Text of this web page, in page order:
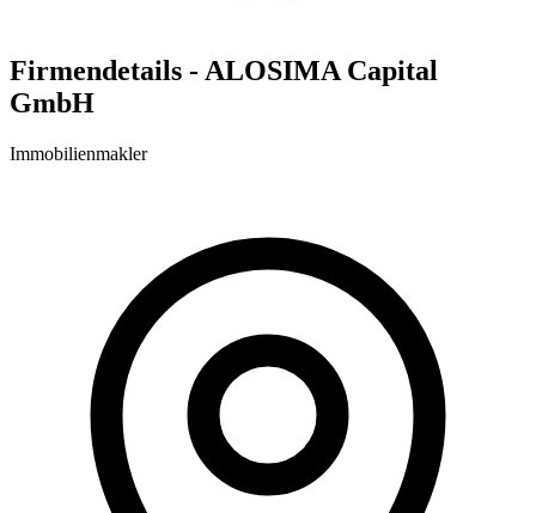
Firmendetails - ALOSIMA Capital
GmbH
Immobilienmakler